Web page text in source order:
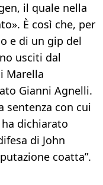
il quale nella
È così che, per
e di un gip del
usciti dal
Marella
Gianni Agnelli.
sentenza con cui
dichiarato
di John
coatta”.